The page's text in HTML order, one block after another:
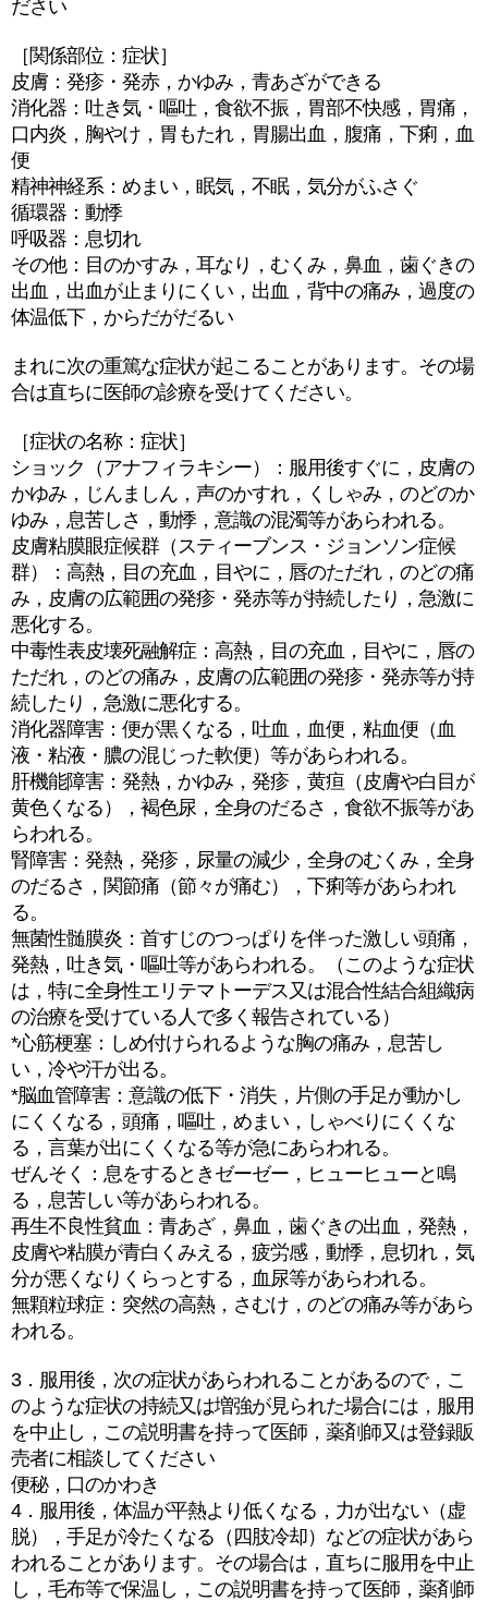
ださい
［関係部位：症状］
皮膚：発疹・発赤，かゆみ，青あざができる
消化器：吐き気・嘔吐，食欲不振，胃部不快感，胃痛，
口内炎，胸やけ，胃もたれ，胃腸出血，腹痛，下痢，血
便
精神神経系：めまい，眠気，不眠，気分がふさぐ
循環器：動悸
呼吸器：息切れ
その他：目のかすみ，耳なり，むくみ，鼻血，歯ぐきの
出血，出血が止まりにくい，出血，背中の痛み，過度の
体温低下，からだがだるい
まれに次の重篤な症状が起こることがあります。その場
合は直ちに医師の診療を受けてください。
［症状の名称：症状］
ショック（アナフィラキシー）：服用後すぐに，皮膚の
かゆみ，じんましん，声のかすれ，くしゃみ，のどのか
ゆみ，息苦しさ，動悸，意識の混濁等があらわれる。
皮膚粘膜眼症候群（スティーブンス・ジョンソン症候
群）：高熱，目の充血，目やに，唇のただれ，のどの痛
み，皮膚の広範囲の発疹・発赤等が持続したり，急激に
悪化する。
中毒性表皮壊死融解症：高熱，目の充血，目やに，唇の
ただれ，のどの痛み，皮膚の広範囲の発疹・発赤等が持
続したり，急激に悪化する。
消化器障害：便が黒くなる，吐血，血便，粘血便（血
液・粘液・膿の混じった軟便）等があらわれる。
肝機能障害：発熱，かゆみ，発疹，黄疸（皮膚や白目が
黄色くなる），褐色尿，全身のだるさ，食欲不振等があ
らわれる。
腎障害：発熱，発疹，尿量の減少，全身のむくみ，全身
のだるさ，関節痛（節々が痛む），下痢等があらわれ
る。
無菌性髄膜炎：首すじのつっぱりを伴った激しい頭痛，
発熱，吐き気・嘔吐等があらわれる。（このような症状
は，特に全身性エリテマトーデス又は混合性結合組織病
の治療を受けている人で多く報告されている）
*心筋梗塞：しめ付けられるような胸の痛み，息苦し
い，冷や汗が出る。
*脳血管障害：意識の低下・消失，片側の手足が動かし
にくくなる，頭痛，嘔吐，めまい，しゃべりにくくな
る，言葉が出にくくなる等が急にあらわれる。
ぜんそく：息をするときゼーゼー，ヒューヒューと鳴
る，息苦しい等があらわれる。
再生不良性貧血：青あざ，鼻血，歯ぐきの出血，発熱，
皮膚や粘膜が青白くみえる，疲労感，動悸，息切れ，気
分が悪くなりくらっとする，血尿等があらわれる。
無顆粒球症：突然の高熱，さむけ，のどの痛み等があら
われる。
3．服用後，次の症状があらわれることがあるので，こ
のような症状の持続又は増強が見られた場合には，服用
を中止し，この説明書を持って医師，薬剤師又は登録販
売者に相談してください
便秘，口のかわき
4．服用後，体温が平熱より低くなる，力が出ない（虚
脱），手足が冷たくなる（四肢冷却）などの症状があら
われることがあります。その場合は，直ちに服用を中止
し，毛布等で保温し，この説明書を持って医師，薬剤師